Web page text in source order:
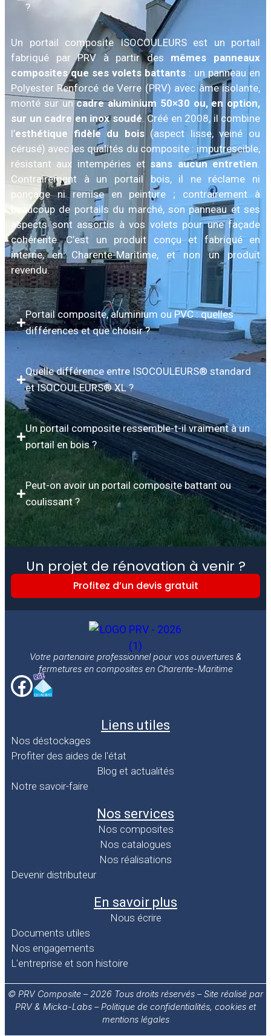
?
Un portail composite ISOCOULEURS est un portail
fabriqué par PRV à partir des mêmes panneaux
composites que ses volets battants : un panneau en
Polyester Renforcé de Verre (PRV) avec âme isolante,
monté sur uncadre aluminium 50×30 ou, en option,
sur un cadre en inox soudé . Créé en 2008, il combine
l’esthétique fidèle du bois(aspect lisse, veiné ou
cérusé) avec les qualités du composite : imputrescible,
résistant aux intempéries et sans aucun entretien
Contrairement à un portail bois, il ne réclame ni
ponçage ni remise en peinture ; contrairement à
beaucoup de portails du marché, son panneau et ses
aspects sont assortis à vos volets pour une façade
cohérente. C’est un produit conçu et fabriqué en
interne, en Charente-Maritime, et non un produit
revendu.
Portail composite, aluminium ou PVC : quelles
différences et que choisir ?
Quelle différence entre ISOCOULEURS® standard
et ISOCOULEURS® XL ?
Un portail composite ressemble-t-il vraiment à un
portail en bois ?
Peut-on avoir un portail composite battant ou
coulissant ?
Un projet de rénovation à venir ?
Profitez d’un devis gratuit
Votre partenaire professionnel pour vos ouvertures &
fermetures en composites en Charente-Maritime
Liens utiles
Nos déstockages
Profiter des aides de l'état
Blog et actualités
Notre savoir-faire
Nos services
Nos composites
Nos catalogues
Nos réalisations
Devenir distributeur
En savoir plus
Nous écrire
Documents utiles
Nos engagements
L'entreprise et son histoire
© PRV Composite – 2026 Tous droits réservés – Site réalisé par
PRV & Micka-Labs – Politique de confidentialités, cookies et
mentions légales